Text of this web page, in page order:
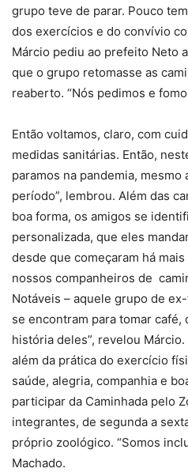
grupo teve de parar. Pouco
dos exercícios e do convívio
Márcio pediu ao prefeito Neto
que o grupo retomasse as
reaberto. “Nós pedimos e
Então voltamos, claro, com
medidas sanitárias. Então,
paramos na pandemia,
período”, lembrou. Além das
boa forma, os amigos se
personalizada, que eles
desde que começaram há mais
nossos companheiros de
Notáveis – aquele grupo de
se encontram para tomar café,
história deles”, revelou
além da prática do exercício
saúde, alegria, companhia e
participar da Caminhada pelo
integrantes, de segunda a
próprio zoológico. “Somos
Machado.